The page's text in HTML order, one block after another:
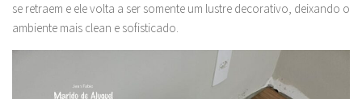
se retraem e ele volta a ser somente um lustre decorativo, deixando o
ambiente mais clean e sofisticado.